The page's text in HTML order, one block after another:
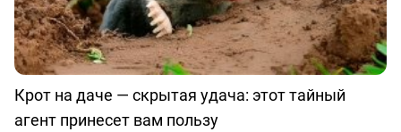
Крот на даче — скрытая удача: этот тайный
агент принесет вам пользу